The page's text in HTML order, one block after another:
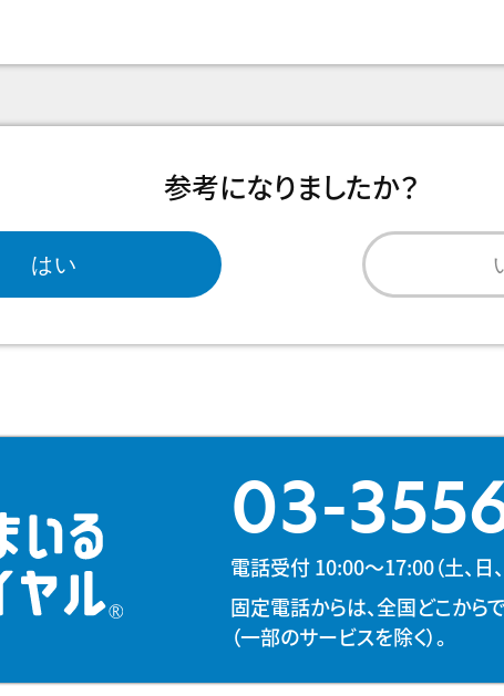
参考になりましたか？
はい
03-
電話受付 10:00～17:00（土、日
固定電話からは、全国どこか
（一部のサービスを除く）。